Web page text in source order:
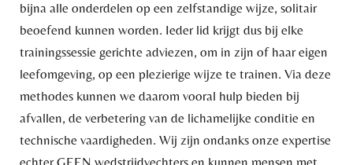
bijna alle onderdelen op een zelfstandige wijze, solitair
beoefend kunnen worden. Ieder lid krijgt dus bij elke
trainingssessie gerichte adviezen, om in zijn of haar eigen
leefomgeving, op een plezierige wijze te trainen. Via deze
methodes kunnen we daarom vooral hulp bieden bij
afvallen, de verbetering van de lichamelijke conditie en
technische vaardigheden. Wij zijn ondanks onze expertise